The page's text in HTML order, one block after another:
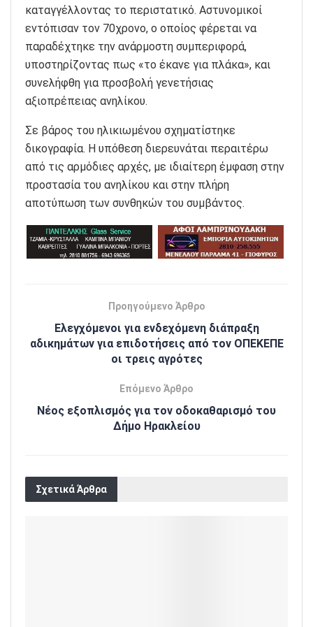
καταγγέλλοντας το περιστατικό. Αστυνομικοί
εντόπισαν τον 70χρονο, ο οποίος φέρεται να
παραδέχτηκε την ανάρμοστη συμπεριφορά,
υποστηρίζοντας πως «το έκανε για πλάκα», και
συνελήφθη για προσβολή γενετήσιας
αξιοπρέπειας ανηλίκου.
Σε βάρος του ηλικιωμένου σχηματίστηκε
δικογραφία. Η υπόθεση διερευνάται περαιτέρω
από τις αρμόδιες αρχές, με ιδιαίτερη έμφαση στην
προστασία του ανηλίκου και στην πλήρη
αποτύπωση των συνθηκών του συμβάντος.
Προηγούμενο Άρθρο
Ελεγχόμενοι για ενδεχόμενη διάπραξη
αδικημάτων για επιδοτήσεις από τον ΟΠΕΚΕΠΕ
οι τρεις αγρότες
Επόμενο Άρθρο
Νέος εξοπλισμός για τον οδοκαθαρισμό του
Δήμο Ηρακλείου
Σχετικά Άρθρα